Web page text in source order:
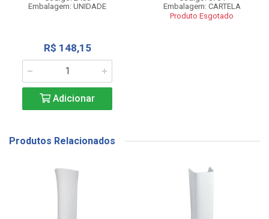
Embalagem: UNIDADE
R$ 148,15
Adicionar
Embalagem: CARTELA
Produto Esgotado
Produtos Relacionados